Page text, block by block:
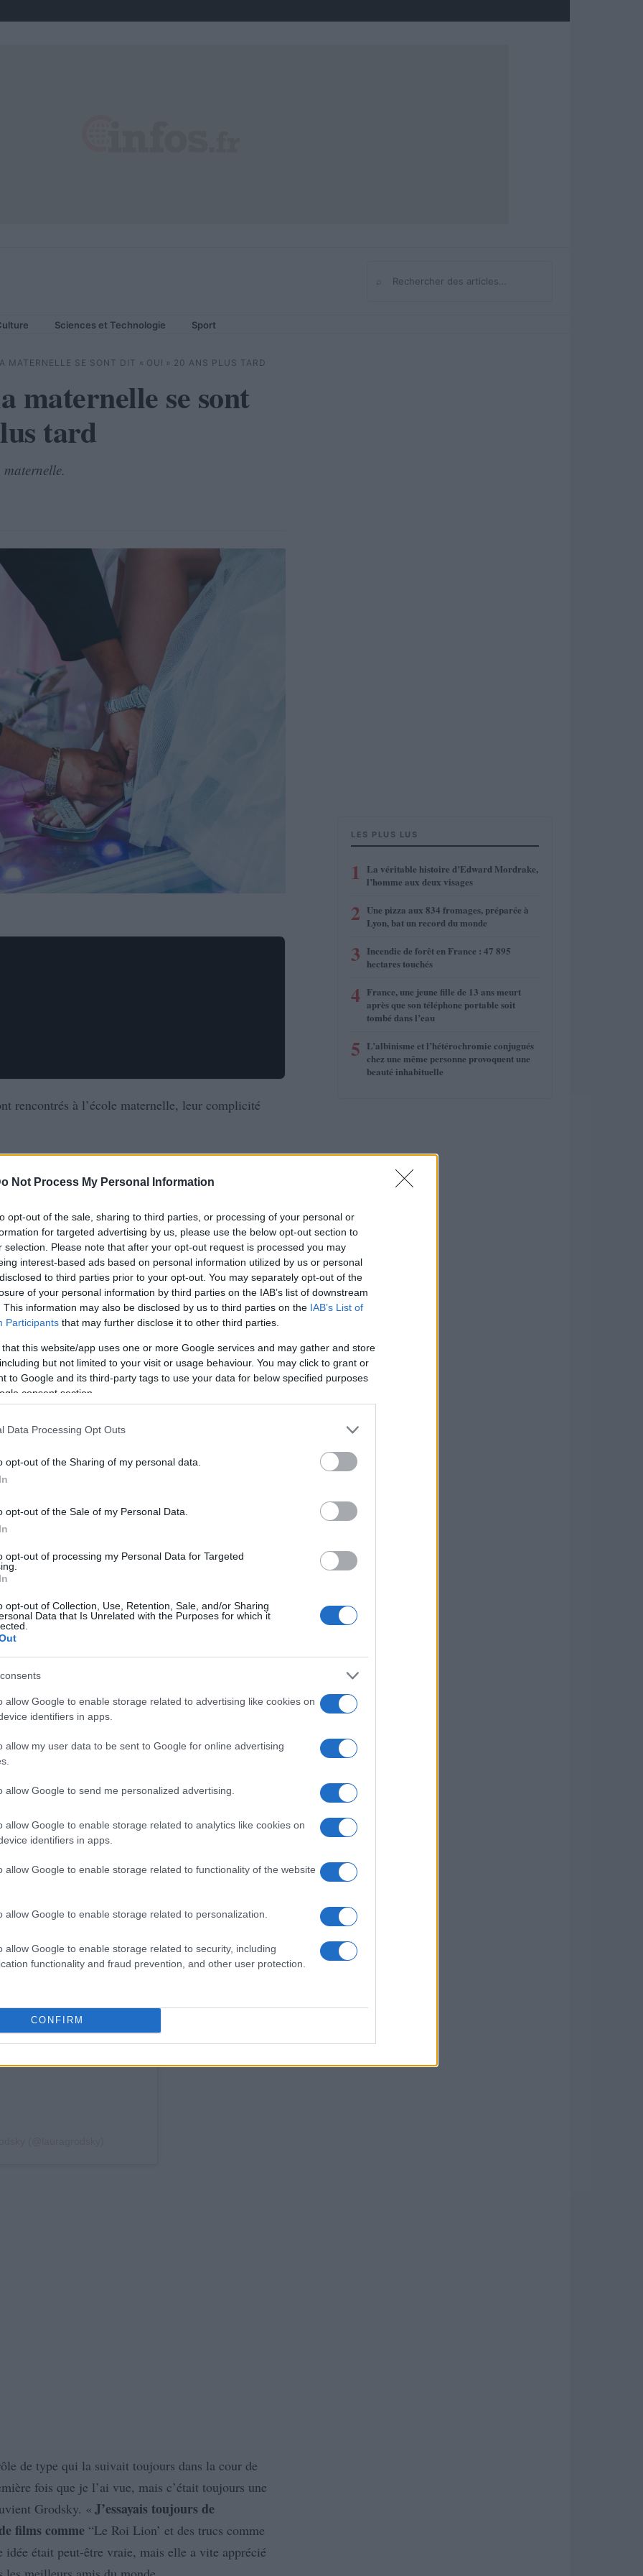
Not Process My Personal Information
opt-out of the sale, sharing to third parties, or processing of your personal or
for targeted advertising by us, please use the below opt-out section to
selection. Please note that after your opt-out request is processed you may
interest-based ads based on personal information utilized by us or personal
to third parties prior to your opt-out. You may separately opt-out of the
of your personal information by third parties on the IAB’s list of downstream
This information may also be disclosed by us to third parties on the IAB’s List of
Participants that may further disclose it to other third parties.
that this website/app uses one or more Google services and may gather and store
but not limited to your visit or usage behaviour. You may click to grant or
to Google and its third-party tags to use your data for below specified purposes
consent section.
Data Processing Opt Outs
opt-out of the Sharing of my personal data.
opt-out of the Sale of my Personal Data.
opt-out of processing my Personal Data for Targeted
opt-out of Collection, Use, Retention, Sale, and/or Sharing
Data that Is Unrelated with the Purposes for which it
allow Google to enable storage related to advertising like cookies on
identifiers in apps.
allow my user data to be sent to Google for online advertising
allow Google to send me personalized advertising.
allow Google to enable storage related to analytics like cookies on
identifiers in apps.
allow Google to enable storage related to functionality of the website
allow Google to enable storage related to personalization.
allow Google to enable storage related to security, including
functionality and fraud prevention, and other user protection.
CONFIRM
Rechercher
Sciences et Technologie Sport
MATERNELLE SE SONT DIT « OUI » 20 ANS PLUS TARD
maternelle se sont
tard
rencontrés à l’école maternelle, leur complicité
, mais ils n’ont jamais envisagé une relation
les amoureux de l’école maternelle ont poursuivi
.
Laura un jour ! »
3 ans, s’estlevé devant toute sa classe de
sa camarade Laura Scheel
à l’école maternelle de Phoenix, en Arizona,
Ils y ont développé une amitié puissante.
de type qui la suivait toujours dans la cour de
fois que je l’ai vue, mais c’était toujours une
Grodsky. « J’essayais toujours de
films comme “Le Roi Lion’ et des trucs comme
était peut-être vraie, mais elle a vite apprécié
LES PLUS LUS
1
La véritable histoire d’Edward Mordrake,
l’homme aux deux visages
2 Une pizza aux 834 fromages, préparée à
Lyon, bat un record du monde
3 Incendie de forêt en France : 47 895
hectares touchés
4 France, une jeune fille de 13 ans meurt
après que son téléphone portable soit
tombé dans l’eau
5 L’albinisme et l’hétérochromie conjugués
chez une même personne provoquent une
beauté inhabituelle